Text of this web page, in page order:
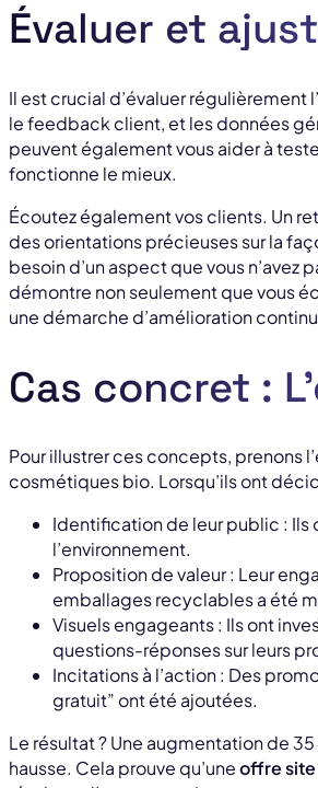
Évaluer et
Il est crucial d’évaluer
le feedback client, et les données
peuvent également vous aider à
fonctionne le mieux.
Écoutez également vos clients. Un
des orientations précieuses sur la
besoin d’un aspect que vous n’avez
démontre non seulement que vous
une démarche d’amélioration
Cas concret :
Pour illustrer ces concepts, prenons
cosmétiques bio. Lorsqu’ils ont
Identification de leur public : Ils
l’environnement.
Proposition de valeur : Leur
emballages recyclables a été
Visuels engageants : Ils ont
questions-réponses sur leurs
Incitations à l’action : Des
gratuit” ont été ajoutées.
Le résultat ? Une augmentation de
hausse. Cela prouve qu’uneoffre